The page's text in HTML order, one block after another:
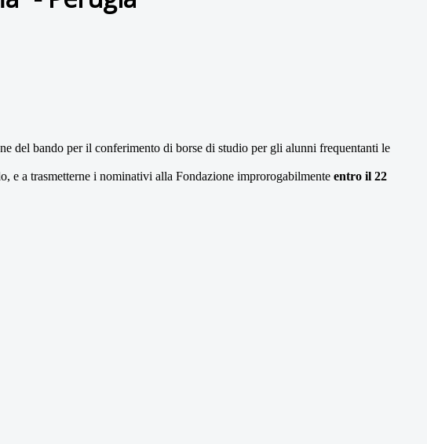
del bando per il conferimento di borse di studio per gli alunni frequentanti le
e a trasmetterne i nominativi alla Fondazione improrogabilmente entro il 22